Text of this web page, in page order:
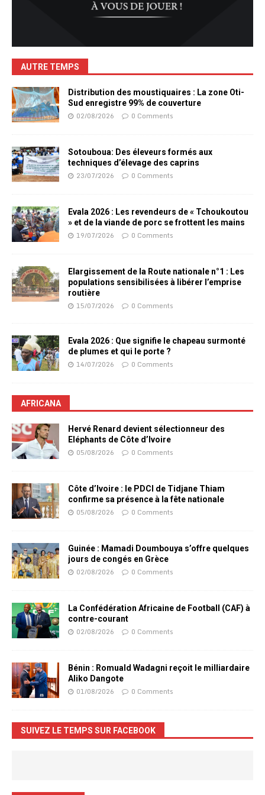
AUTRE TEMPS
Distribution des moustiquaires : La zone Oti-
Sud enregistre 99% de couverture
02/08/2026 0 Comments
Sotouboua: Des éleveurs formés aux
techniques d’élevage des caprins
23/07/2026 0 Comments
Evala 2026 : Les revendeurs de « Tchoukoutou
» et de la viande de porc se frottent les mains
19/07/2026 0 Comments
Elargissement de la Route nationale n°1 : Les
populations sensibilisées à libérer l’emprise
routière
15/07/2026 0 Comments
Evala 2026 : Que signifie le chapeau surmonté
de plumes et qui le porte ?
14/07/2026 0 Comments
AFRICANA
Hervé Renard devient sélectionneur des
Eléphants de Côte d’Ivoire
05/08/2026 0 Comments
Côte d’Ivoire : le PDCI de Tidjane Thiam
confirme sa présence à la fête nationale
05/08/2026 0 Comments
Guinée : Mamadi Doumbouya s’offre quelques
jours de congés en Grèce
02/08/2026 0 Comments
La Confédération Africaine de Football (CAF) à
contre-courant
02/08/2026 0 Comments
Bénin : Romuald Wadagni reçoit le milliardaire
Aliko Dangote
01/08/2026 0 Comments
SUIVEZ LE TEMPS SUR FACEBOOK